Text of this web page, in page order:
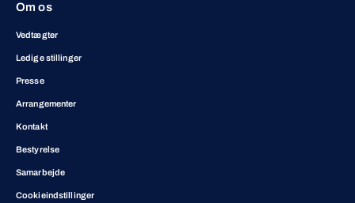
Om os
Vedtægter
Ledige stillinger
Presse
Arrangementer
Kontakt
Bestyrelse
Samarbejde
Cookieindstillinger